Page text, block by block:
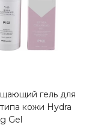
гель для
кожи Hydra
Gel